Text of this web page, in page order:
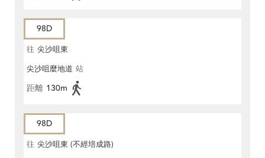
98D
往 尖沙咀東
尖沙咀麼地道 站
距離 130m
98D
往 尖沙咀東 (不經培成路)